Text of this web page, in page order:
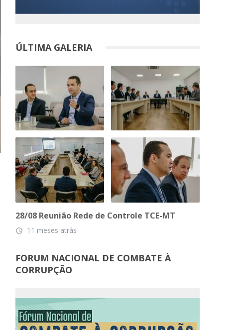
ÚLTIMA GALERIA
28/08 Reunião Rede de Controle TCE-MT
access_time 11 meses atrás
FORUM NACIONAL DE COMBATE À
CORRUPÇÃO